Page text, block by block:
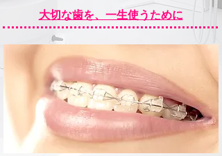
大切な歯を、一生使うために